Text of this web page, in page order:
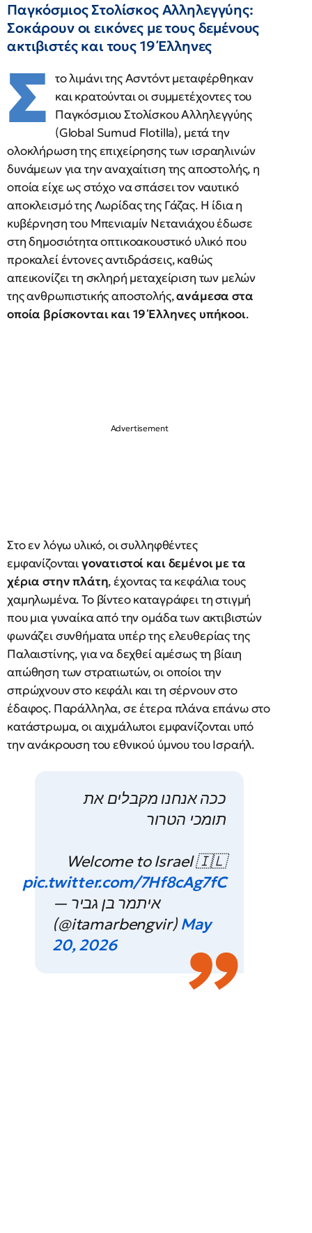
Παγκόσμιος Στολίσκος Αλληλεγγύης:
Σοκάρουν οι εικόνες με τους δεμένους
ακτιβιστές και τους 19 Έλληνες
Σ το λιμάνι της Ασντόντ μεταφέρθηκαν
και κρατούνται οι συμμετέχοντες του
Παγκόσμιου Στολίσκου Αλληλεγγύης
(Global Sumud Flotilla), μετά την
ολοκλήρωση της επιχείρησης των ισραηλινών
δυνάμεων για την αναχαίτιση της αποστολής, η
οποία είχε ως στόχο να σπάσει τον ναυτικό
αποκλεισμό της Λωρίδας της Γάζας. Η ίδια η
κυβέρνηση του Μπενιαμίν Νετανιάχου έδωσε
στη δημοσιότητα οπτικοακουστικό υλικό που
προκαλεί έντονες αντιδράσεις, καθώς
απεικονίζει τη σκληρή μεταχείριση των μελών
της ανθρωπιστικής αποστολής,ανάμεσα στα
οποία βρίσκονται και 19 Έλληνες υπήκοοι.
Στο εν λόγω υλικό, οι συλληφθέντες
εμφανίζονταιγονατιστοί και δεμένοι με τα
χέρια στην πλάτη, έχοντας τα κεφάλια τους
χαμηλωμένα. Το βίντεο καταγράφει τη στιγμή
που μια γυναίκα από την ομάδα των ακτιβιστών
φωνάζει συνθήματα υπέρ της ελευθερίας της
Παλαιστίνης, για να δεχθεί αμέσως τη βίαιη
απώθηση των στρατιωτών, οι οποίοι την
σπρώχνουν στο κεφάλι και τη σέρνουν στο
έδαφος. Παράλληλα, σε έτερα πλάνα επάνω στο
κατάστρωμα, οι αιχμάλωτοι εμφανίζονται υπό
την ανάκρουση του εθνικού ύμνου του Ισραήλ.
ככה אנחנו מקבלים את
תומכי הטרור
Welcome to Israel 🇮🇱
pic.twitter.com/7Hf8cAg7fC
— איתמר בן גביר
(@itamarbengvir)May
20, 2026